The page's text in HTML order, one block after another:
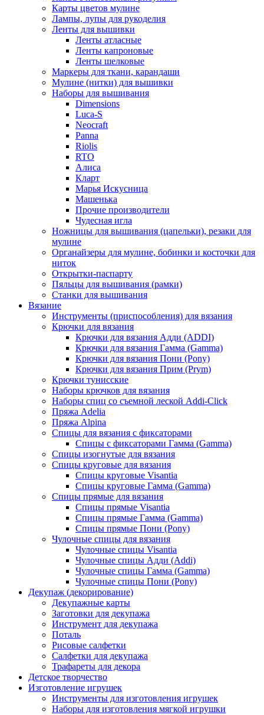
Карты цветов мулине
Лампы, лупы для рукоделия
Ленты для вышивки
Ленты атласные
Ленты капроновые
Ленты шелковые
Маркеры для ткани, карандаши
Мулине (нитки) для вышивки
Наборы для вышивания
Dimensions
Luca-S
Neocraft
Panna
Riolis
RTO
Алиса
Кларт
Марья Искусница
Машенька
Прочие производители
Чудесная игла
Ножницы для вышивания (цапельки), резаки для
мулине
Органайзеры для мулине, бобинки и косточки для
ниток
Открытки-паспарту
Пяльцы для вышивания (рамки)
Станки для вышивания
Вязание
Инструменты (приспособления) для вязания
Крючки для вязания
Крючки для вязания Адди (ADDI)
Крючки для вязания Гамма (Gamma)
Крючки для вязания Пони (Pony)
Крючки для вязания Прим (Prym)
Крючки тунисские
Наборы крючков для вязания
Наборы спиц со съемной леской Addi-Click
Пряжа Adelia
Пряжа Alpina
Спицы для вязания с фиксаторами
Спицы с фиксаторами Гамма (Gamma)
Спицы изогнутые для вязания
Спицы круговые для вязания
Спицы круговые Visantia
Спицы круговые Гамма (Gamma)
Спицы прямые для вязания
Спицы прямые Visantia
Спицы прямые Гамма (Gamma)
Спицы прямые Пони (Pony)
Чулочные спицы для вязания
Чулочные спицы Visantia
Чулочные спицы Адди (Addi)
Чулочные спицы Гамма (Gamma)
Чулочные спицы Пони (Pony)
Декупаж (декорирование)
Декупажные карты
Заготовки для декупажа
Инструмент для декупажа
Поталь
Рисовые салфетки
Салфетки для декупажа
Трафареты для декора
Детское творчество
Изготовление игрушек
Инструменты для изготовления игрушек
Наборы для изготовления мягкой игрушки